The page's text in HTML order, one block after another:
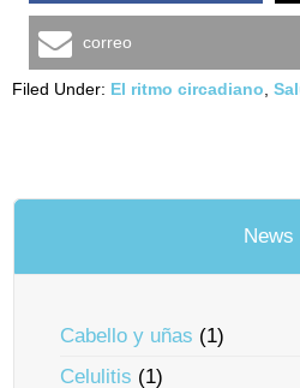
correo
Filed Under: El ritmo circadiano
News
Cabello y uñas (1)
Celulitis (1)